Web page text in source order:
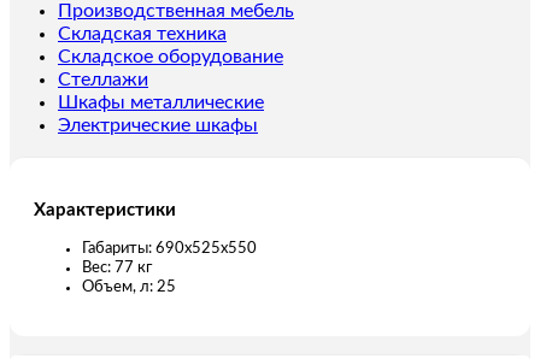
бак
25л
Производственная мебель
Складская техника
Складское оборудование
Стеллажи
Шкафы металлические
Электрические шкафы
Характеристики
Габариты: 690х525х550
Вес: 77 кг
Объем, л: 25